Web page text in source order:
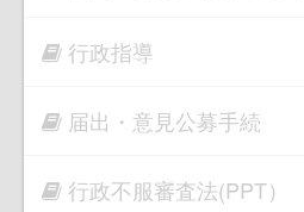
行政指導
届出・意見公募手続
行政不服審査法(PPT）